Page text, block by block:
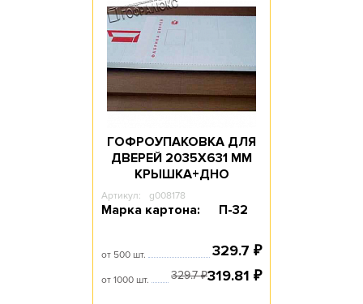
ГОФРОУПАКОВКА ДЛЯ
ДВЕРЕЙ 2035Х631 ММ
КРЫШКА+ДНО
Артикул: g008178
Марка картона: П-32
от 500 шт. 329.7 ₽
от 1000 шт. 329.7₽319.81 ₽